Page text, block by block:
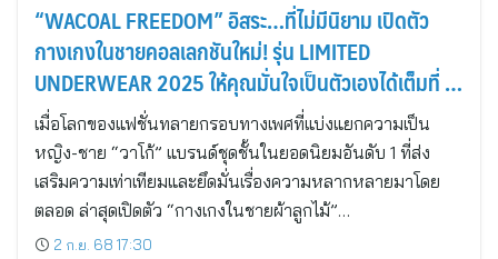
“WACOAL FREEDOM” อิสระ…ที่ไม่มีนิยาม เปิดตัว
กางเกงในชายคอลเลกชันใหม่! รุ่น LIMITED
UNDERWEAR 2025 ให้คุณมั่นใจเป็นตัวเองได้เต็มที่ ไม่
ต้องมีกรอบ
เมื่อโลกของแฟชั่นทลายกรอบทางเพศที่แบ่งแยกความเป็น
หญิง-ชาย “วาโก้” แบรนด์ชุดชั้นในยอดนิยมอันดับ 1 ที่ส่ง
เสริมความเท่าเทียมและยึดมั่นเรื่องความหลากหลายมาโดย
ตลอด ล่าสุดเปิดตัว “กางเกงในชายผ้าลูกไม้”…
2 ก.ย. 68 17:30